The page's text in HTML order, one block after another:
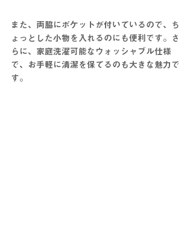
また、両脇にポケットが付いているので、ち
ょっとした小物を入れるのにも便利です。さ
らに、家庭洗濯可能なウォッシャブル仕様
で、お手軽に清潔を保てるのも大きな魅力で
す。